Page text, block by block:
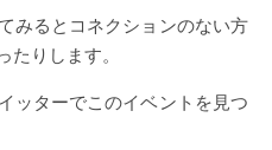
みるとコネクションのない方
りします。
ッターでこのイベントを見つ